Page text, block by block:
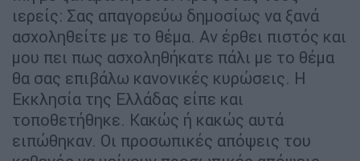
ιερείς: Σας απαγορεύω δημοσίως να ξανά
ασχοληθείτε με το θέμα. Αν έρθει πιστός και
μου πει πως ασχοληθήκατε πάλι με το θέμα
θα σας επιβάλω κανονικές κυρώσεις. Η
Εκκλησία της Ελλάδας είπε και
τοποθετήθηκε. Κακώς ή κακώς αυτά
ειπώθηκαν. Οι προσωπικές απόψεις του